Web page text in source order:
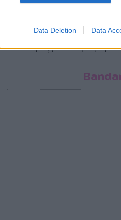
Data Deletion Data
Αν φοβάσαι τα κοντά, ένα
Αυτό πραγματικά μας